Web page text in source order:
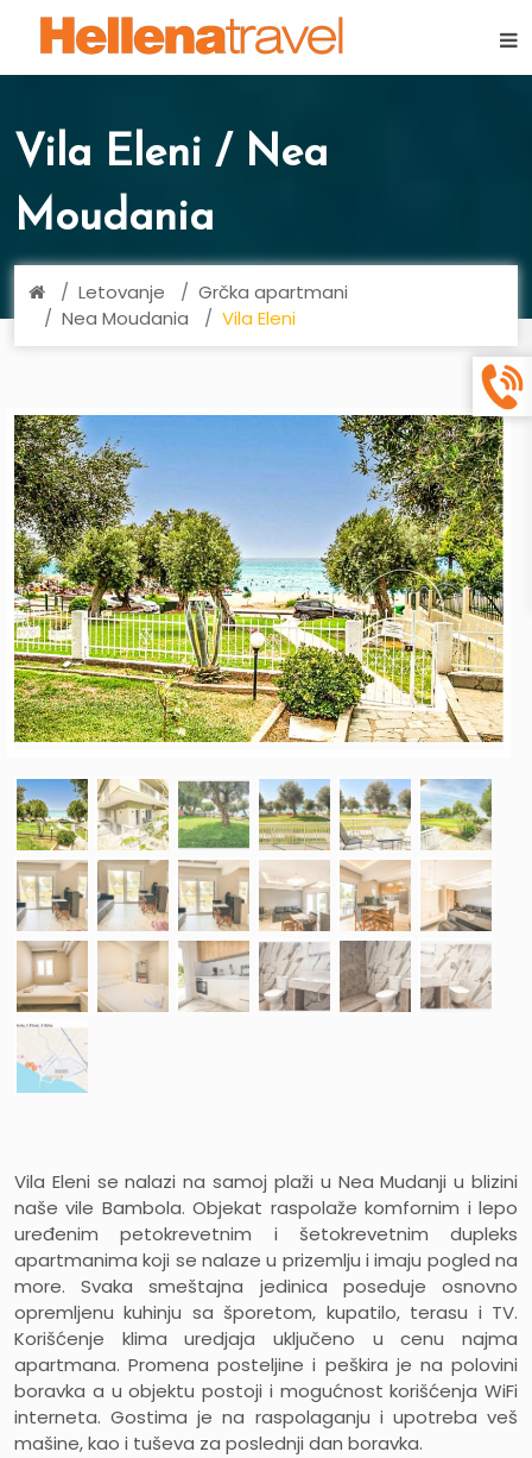
Vila Eleni / Nea
Moudania
Letovanje
Grčka apartmani
Nea Moudania
Vila Eleni
Vila Eleni se nalazi na samoj plaži u Nea Mudanji u blizini
naše vile Bambola. Objekat raspolaže komfornim i lepo
uređenim petokrevetnim i šetokrevetnim dupleks
apartmanima koji se nalaze u prizemlju i imaju pogled na
more. Svaka smeštajna jedinica poseduje osnovno
opremljenu kuhinju sa šporetom, kupatilo, terasu i TV.
Korišćenje klima uredjaja uključeno u cenu najma
apartmana. Promena posteljine i peškira je na polovini
boravka a u objektu postoji i mogućnost korišćenja WiFi
interneta. Gostima je na raspolaganju i upotreba veš
mašine, kao i tuševa za poslednji dan boravka.